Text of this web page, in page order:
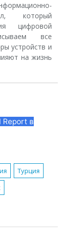
который
цифровой
все
устройств и
на жизнь
в
Турция